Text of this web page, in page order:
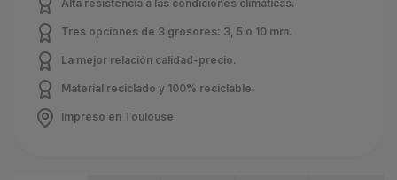
Alta resistencia a las condiciones climáticas.
Tres opciones de 3 grosores: 3, 5 o 10 mm.
La mejor relación calidad-precio.
Material reciclado y 100% reciclable.
Impreso en Toulouse